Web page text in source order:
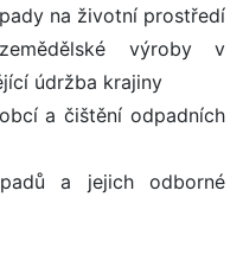
na životní prostředí
výroby v
údržba krajiny
a čištění odpadních
a jejich odborné